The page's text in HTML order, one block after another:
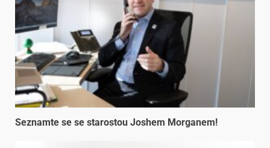
Seznamte se se starostou Joshem Morganem!